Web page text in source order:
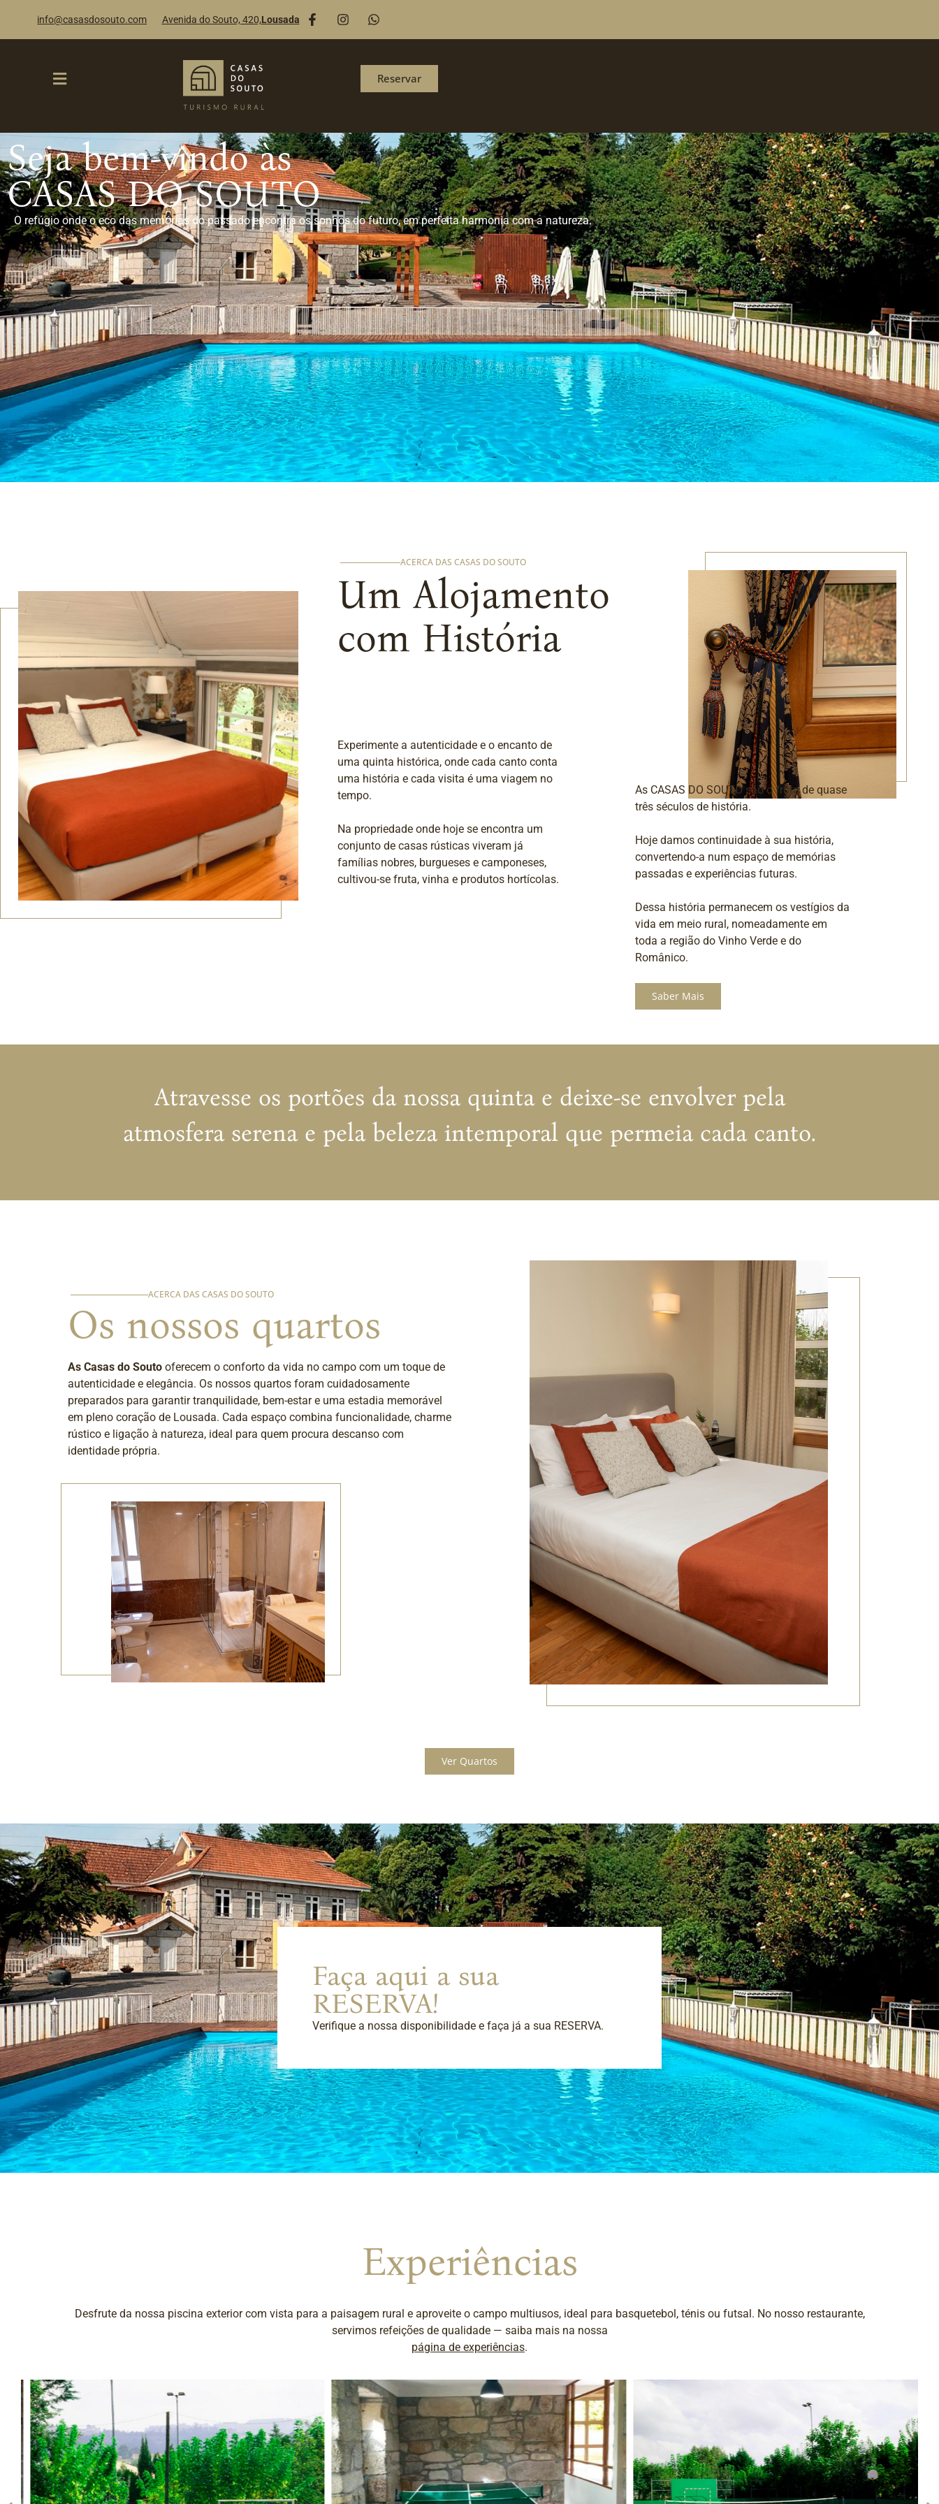
info@casasdosouto.com Avenida do Souto, 420,Lousada
Reservar
Seja bem-vindo às
CASAS DO SOUTO
O refúgio onde o eco das memórias do passado encontra os sonhos do futuro, em perfeita harmonia com a natureza.
ACERCA DAS CASAS DO SOUTO
Um Alojamento
com História
Experimente a autenticidade e o encanto de
uma quinta histórica, onde cada canto conta
uma história e cada visita é uma viagem no
tempo.
Na propriedade onde hoje se encontra um
conjunto de casas rústicas viveram já
famílias nobres, burgueses e camponeses,
cultivou-se fruta, vinha e produtos hortícolas.
As CASAS DO SOUTO são o fruto de quase
três séculos de história.
Hoje damos continuidade à sua história,
convertendo-a num espaço de memórias
passadas e experiências futuras.
Dessa história permanecem os vestígios da
vida em meio rural, nomeadamente em
toda a região do Vinho Verde e do
Românico.
Saber Mais
Atravesse os portões da nossa quinta e deixe-se envolver pela
atmosfera serena e pela beleza intemporal que permeia cada canto.
ACERCA DAS CASAS DO SOUTO
Os nossos quartos
As Casas do Souto oferecem o conforto da vida no campo com um toque de
autenticidade e elegância. Os nossos quartos foram cuidadosamente
preparados para garantir tranquilidade, bem-estar e uma estadia memorável
em pleno coração de Lousada. Cada espaço combina funcionalidade, charme
rústico e ligação à natureza, ideal para quem procura descanso com
identidade própria.
Ver Quartos
Faça aqui a sua
RESERVA!
Verifique a nossa disponibilidade e faça já a sua RESERVA.
Experiências
Desfrute da nossa piscina exterior com vista para a paisagem rural e aproveite o campo multiusos, ideal para basquetebol, ténis ou futsal. No nosso restaurante,
servimos refeições de qualidade — saiba mais na nossa
página de experiências.